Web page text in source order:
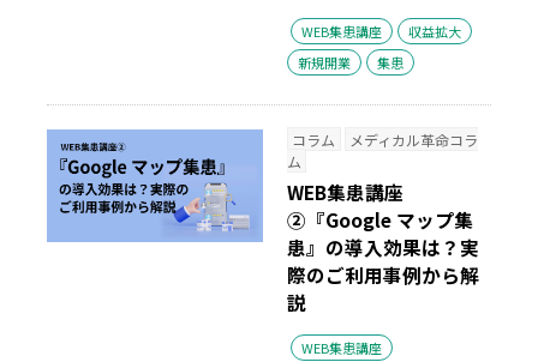
WEB集患講座
収益拡大
新規開業
集患
コラム
メディカル革命コラ
ム
WEB集患講座
②『Google マップ集
患』の導入効果は？実
際のご利用事例から解
説
WEB集患講座